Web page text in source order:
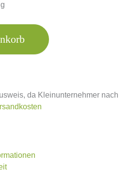
da Kleinunternehmer nach